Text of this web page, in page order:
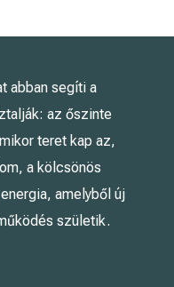
abban segíti a
az őszinte
teret kap az,
a kölcsönös
amelyből új
születik.